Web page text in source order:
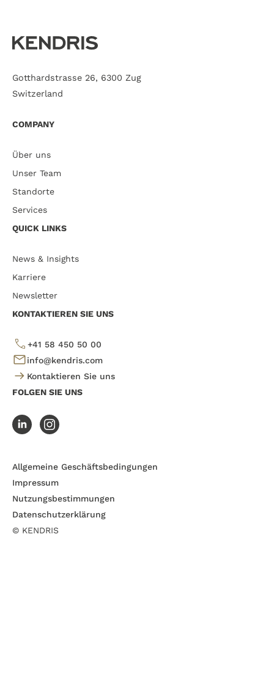
Gotthardstrasse 26, 6300 Zug
Switzerland
COMPANY
Über uns
Unser Team
Standorte
Services
QUICK LINKS
News & Insights
Karriere
Newsletter
KONTAKTIEREN SIE UNS
+41 58 450 50 00
info@kendris.com
Kontaktieren Sie uns
FOLGEN SIE UNS
© KENDRIS
Allgemeine Geschäftsbedingungen
Impressum
Nutzungsbestimmungen
Datenschutzerklärung